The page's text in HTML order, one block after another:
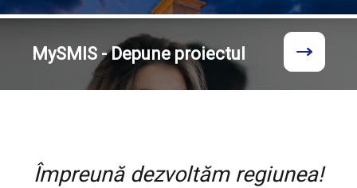
MySMIS - Depune proiectul
Împreună dezvoltăm regiunea!